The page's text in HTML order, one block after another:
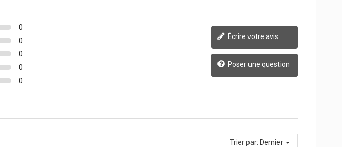
0
0
0
0
0
Écrire votre avis
Poser une question
Trier par: Dernier